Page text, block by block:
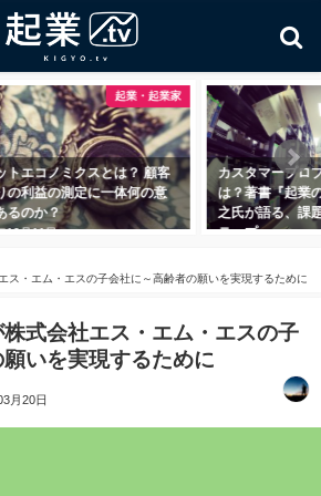
起業・起業家
トエコノミクスとは？ 顧客
の利益の測定に一体何の意
るのか？
10月11日
カスタマープロ
は？著書『起業
之氏が語る、課
テップ
ス・エム・エスの子会社に～高齢者の願いを実現するために
式会社エス・エム・エスの子
いを実現するために
月20日